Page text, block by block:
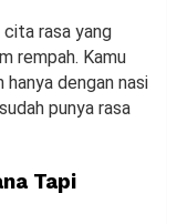
rasa yang
rempah. Kamu
dengan nasi
punya rasa
Tapi